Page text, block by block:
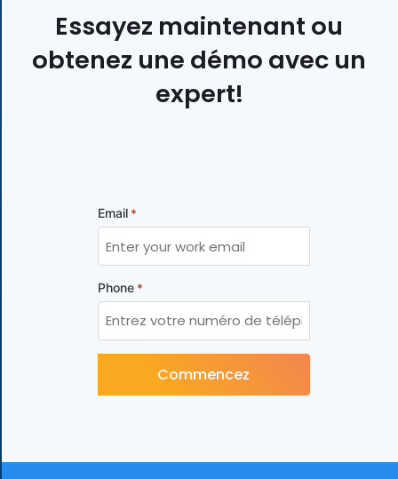
Essayez maintenant ou
obtenez une démo avec un
expert!
Email *
Phone *
CAPTCHA